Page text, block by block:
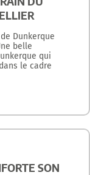
Dunkerque
belle
qui
le cadre
SON